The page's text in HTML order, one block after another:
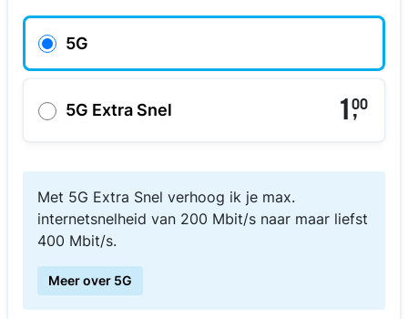
5G
5G Extra Snel 1 ,
00
Met 5G Extra Snel verhoog ik je max.
internetsnelheid van 200 Mbit/s naar maar liefst
400 Mbit/s.
Meer over 5G